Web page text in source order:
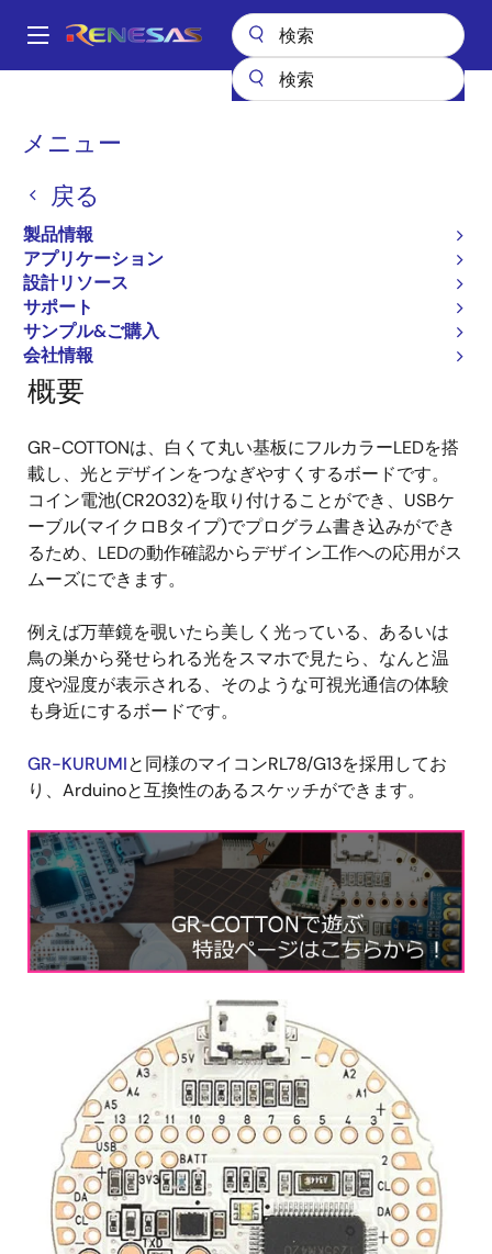
ン
Main
メニュー
戻る
製品情報
アプリケーション
設計リソース
サポート
サンプル&ご購入
会社情報
パ
く
ず
ガジェットルネサス
ガジェットルネサス
GR-COTTON
ページセクションへ移動：
概要
GR-COTTONは、白くて丸い基板にフルカラーLEDを搭
載し、光とデザインをつなぎやすくするボードです。
コイン電池(CR2032)を取り付けることができ、USBケ
ーブル(マイクロBタイプ)でプログラム書き込みができ
るため、LEDの動作確認からデザイン工作への応用がス
ムーズにできます。
例えば万華鏡を覗いたら美しく光っている、あるいは
鳥の巣から発せられる光をスマホで見たら、なんと温
度や湿度が表示される、そのような可視光通信の体験
も身近にするボードです。
GR-KURUMIと同様のマイコンRL78/G13を採用してお
り、Arduinoと互換性のあるスケッチができます。